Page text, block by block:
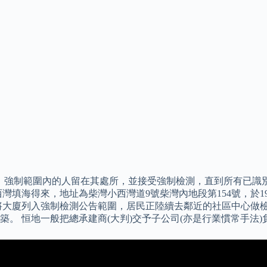
制範圍內的人留在其處所，並接受強制檢測，直到所有已
填海得來，地址為柴灣小西灣道9號柴灣內地段第154號，於
廈列入強制檢測公告範圍，居民正陸續去鄰近的社區中心
。 恒地一般把總承建商(大判)交予子公司(亦是行業慣常手法